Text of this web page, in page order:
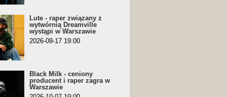
Lute - raper związany z
wytwórnią Dreamville
wystąpi w Warszawie
2026-09-17 19:00
Black Milk - ceniony
producent i raper zagra w
Warszawie